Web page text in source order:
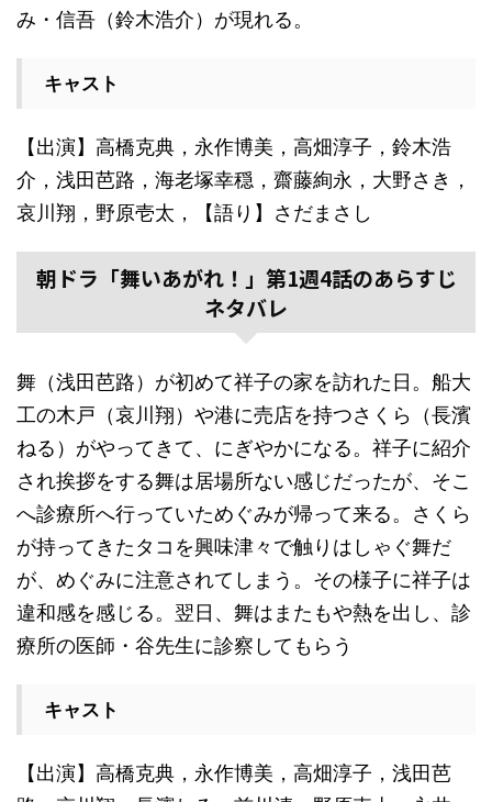
み・信吾（鈴木浩介）が現れる。
キャスト
【出演】高橋克典，永作博美，高畑淳子，鈴木浩
介，浅田芭路，海老塚幸穏，齋藤絢永，大野さき，
哀川翔，野原壱太，【語り】さだまさし
朝ドラ「舞いあがれ！」第1週4話のあらすじ
ネタバレ
舞（浅田芭路）が初めて祥子の家を訪れた日。船大
工の木戸（哀川翔）や港に売店を持つさくら（長濱
ねる）がやってきて、にぎやかになる。祥子に紹介
され挨拶をする舞は居場所ない感じだったが、そこ
へ診療所へ行っていためぐみが帰って来る。さくら
が持ってきたタコを興味津々で触りはしゃぐ舞だ
が、めぐみに注意されてしまう。その様子に祥子は
違和感を感じる。翌日、舞はまたもや熱を出し、診
療所の医師・谷先生に診察してもらう
キャスト
【出演】高橋克典，永作博美，高畑淳子，浅田芭